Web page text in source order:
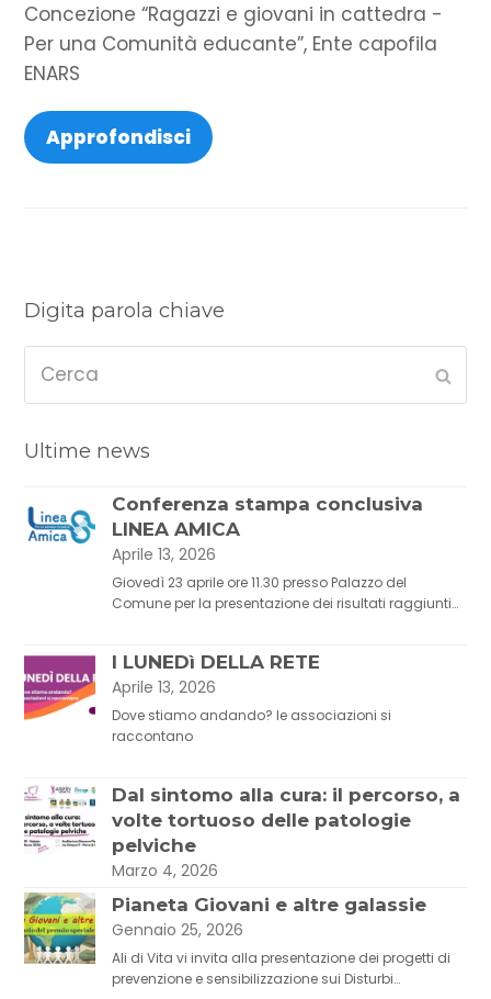
Concezione “Ragazzi e giovani in cattedra -
Per una Comunità educante”, Ente capofila
ENARS
Approfondisci
Digita parola chiave
Cerca
Ultime news
Conferenza stampa conclusiva
LINEA AMICA
Aprile 13, 2026
Giovedì 23 aprile ore 11.30 presso Palazzo del
Comune per la presentazione dei risultati raggiunti…
I LUNEDì DELLA RETE
Aprile 13, 2026
Dove stiamo andando? le associazioni si
raccontano
Dal sintomo alla cura: il percorso, a
volte tortuoso delle patologie
pelviche
Marzo 4, 2026
Pianeta Giovani e altre galassie
Gennaio 25, 2026
Ali di Vita vi invita alla presentazione dei progetti di
prevenzione e sensibilizzazione sui Disturbi…